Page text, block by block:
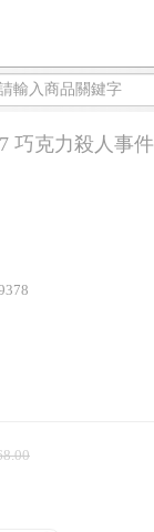
巧克力殺人事件